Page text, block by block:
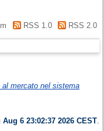
RSS 1.0 RSS 2.0
mercato nel sistema
Aug 6 23:02:37 2026 CEST